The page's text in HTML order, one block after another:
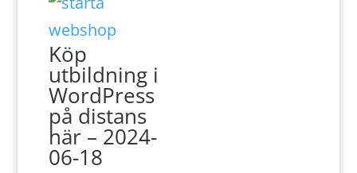
Köp
utbildning i
WordPress
på distans
här – 2024-
06-18